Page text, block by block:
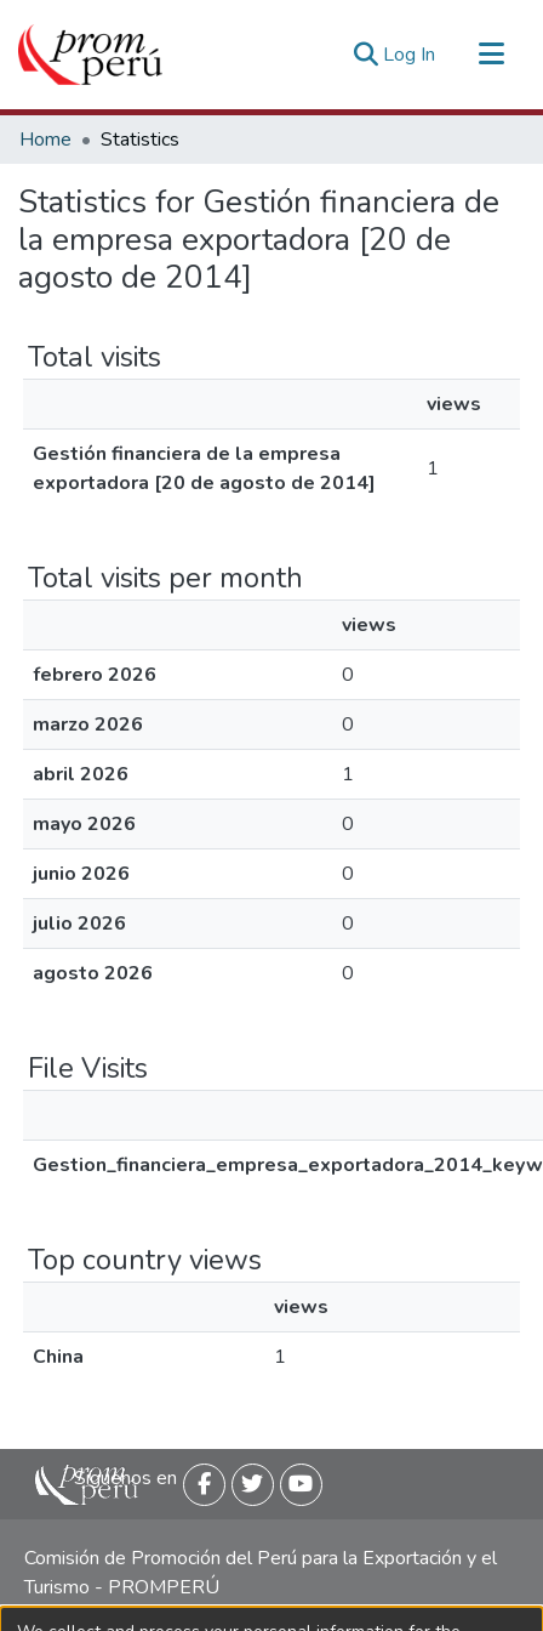
Log In (current)
Communities & Collections
Estadísticas Externas
Home Statistics
Statistics for Gestión financiera de
la empresa exportadora [20 de
agosto de 2014]
Total visits
views
Gestión financiera de la empresa
exportadora [20 de agosto de 2014]
1
Total visits per month
views
febrero 2026
0
marzo 2026
0
abril 2026
1
mayo 2026
0
junio 2026
0
julio 2026
0
agosto 2026
0
File Visits
Top country views
views
China
1
Siguenos en
Comisión de Promoción del Perú para la Exportación y el
Turismo - PROMPERÚ